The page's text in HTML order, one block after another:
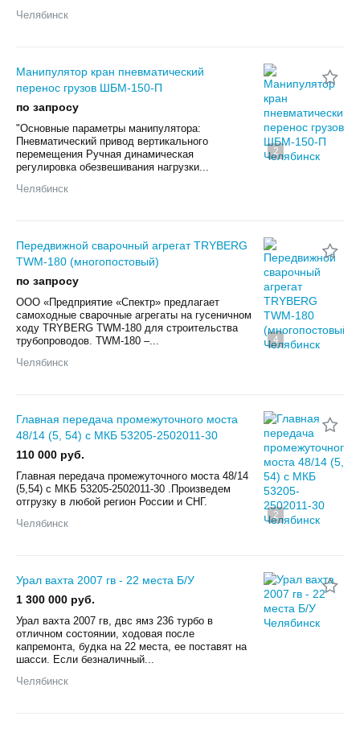
Челябинск
2
Манипулятор кран пневматический
перенос грузов ШБМ-150-П
по запросу
"Основные параметры манипулятора:
Пневматический привод вертикального
перемещения Ручная динамическая
регулировка обезвешивания нагрузки...
Челябинск
4
Передвижной сварочный агрегат TRYBERG
TWM-180 (многопостовый)
по запросу
ООО «Предприятие «Спектр» предлагает
самоходные сварочные агрегаты на гусеничном
ходу TRYBERG TWM-180 для строительства
трубопроводов. TWM-180 –...
Челябинск
2
Главная передача промежуточного моста
48/14 (5, 54) с МКБ 53205-2502011-30
110 000 руб.
Главная передача промежуточного моста 48/14
(5,54) с МКБ 53205-2502011-30 .Произведем
отгрузку в любой регион России и СНГ.
Челябинск
Урал вахта 2007 гв - 22 места Б/У
1 300 000 руб.
Урал вахта 2007 гв, двс ямз 236 турбо в
отличном состоянии, ходовая после
капремонта, будка на 22 места, ее поставят на
шасси. Если безналичный...
Челябинск